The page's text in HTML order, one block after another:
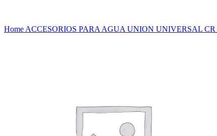
Home ACCESORIOS PARA AGUA UNION UNIVERSAL CR